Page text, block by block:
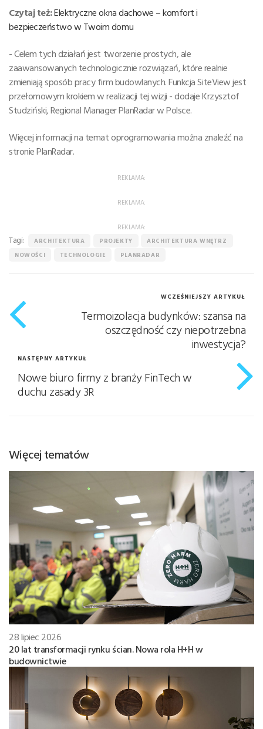
Czytaj też:Elektryczne okna dachowe – komfort i
bezpieczeństwo w Twoim domu
- Celem tych działań jest tworzenie prostych, ale
zaawansowanych technologicznie rozwiązań, które realnie
zmieniają sposób pracy firm budowlanych. Funkcja SiteView jest
przełomowym krokiem w realizacji tej wizji - dodaje Krzysztof
Studziński, Regional Manager PlanRadar w Polsce.
Więcej informacji na temat oprogramowania można znaleźć na
stronie PlanRadar.
REKLAMA:
REKLAMA:
REKLAMA:
Tagi: ARCHITEKTURA PROJEKTY
ARCHITEKTURA WNĘTRZ
NOWOŚCI
TECHNOLOGIE PLANRADAR
WCZEŚNIEJSZY ARTYKUŁ
Termoizolacja budynków: szansa na
oszczędność czy niepotrzebna
inwestycja?
NASTĘPNY ARTYKUŁ
Nowe biuro firmy z branży FinTech w
duchu zasady 3R
Więcej tematów
28 lipiec 2026
20 lat transformacji rynku ścian. Nowa rola H+H w
budownictwie